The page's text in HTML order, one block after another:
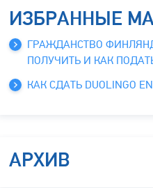
ИЗБРАННЫЕ
ГРАЖДАНСТВО
ПОЛУЧИТЬ И КАК
КАК СДАТЬ DUOLINGO
АРХИВ